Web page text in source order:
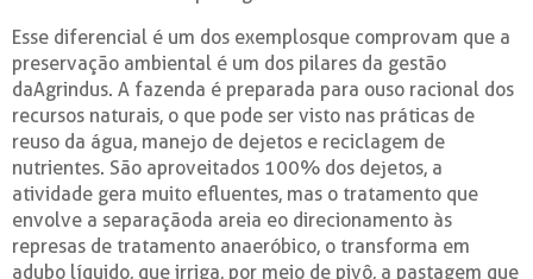
Esse diferencial é um dos exemplosque comprovam que a
preservação ambiental é um dos pilares da gestão
daAgrindus. A fazenda é preparada para ouso racional dos
recursos naturais, o que pode ser visto nas práticas de
reuso da água, manejo de dejetos e reciclagem de
nutrientes. São aproveitados 100% dos dejetos, a
atividade gera muito efluentes, mas o tratamento que
envolve a separaçãoda areia eo direcionamento às
represas de tratamento anaeróbico, o transforma em
adubo líquido, que irriga, por meio de pivô, a pastagem que